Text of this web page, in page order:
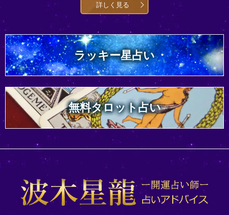
詳しく見る
ラッキー星占い
無料タロット占い